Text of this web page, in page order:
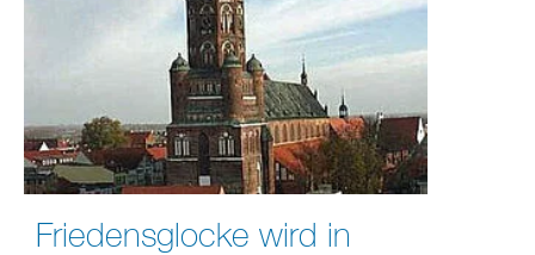
Friedensglocke wird in